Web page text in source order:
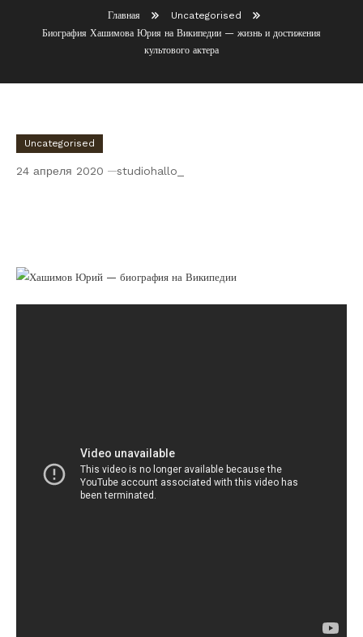
Главная
Uncategorised
Биография Хашимова Юрия на Википедии — жизнь и достижения
культового актера
Uncategorised
24 апреля 2020 studiohallo_